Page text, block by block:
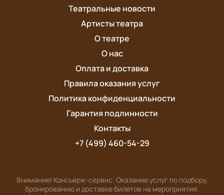
Театральные новости
Артисты театра
О театре
О нас
Оплата и доставка
Правила оказания услуг
Политика конфиденциальности
Гарантия подлинности
Контакты
+7 (499) 460-54-29
Внимание! Консьерж-сервис. Оказание услуг по подбору,
бронированию и доставке билетов на мероприятия.